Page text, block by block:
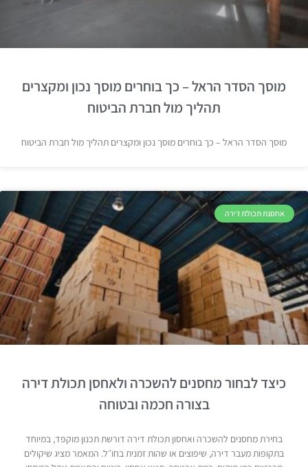
מוסך הסדר הראל – כך בוחרים מוסך נכון ומקצרים
תהליך מול חברת הביטוח
מוסך הסדר הראל – כך בוחרים מוסך נכון ומקצרים תהליך מול חברת הביטוח
אחסנת תכולת דירה
כיצד לבחור מחסנים להשכרה ולאחסן תכולת דירה
בצורה חכמה ובטוחה
בחירת מחסנים להשכרה ואחסון תכולת דירה דורשת תכנון מוקפד, במיוחד
בתקופות מעבר דירה, שיפוצים או שהות זמנית בחו״ל. המאמר מציג שיקולים